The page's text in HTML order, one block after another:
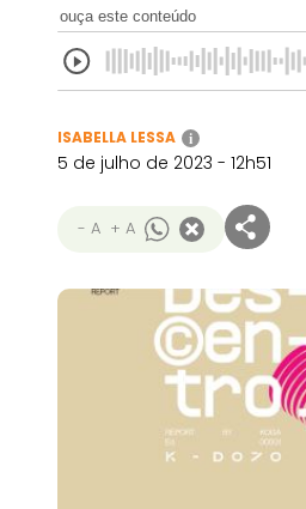
ouça este conteúdo
ISABELLA LESSA i
5 de julho de 2023 - 12h51
- A + A